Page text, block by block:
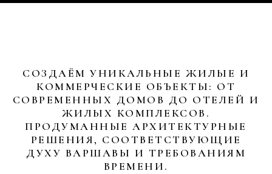
СОЗДАЁМ УНИКАЛЬНЫЕ ЖИЛЫЕ И
КОММЕРЧЕСКИЕ ОБЪЕКТЫ: ОТ
СОВРЕМЕННЫХ ДОМОВ ДО ОТЕЛЕЙ И
ЖИЛЫХ КОМПЛЕКСОВ.
ПРОДУМАННЫЕ АРХИТЕКТУРНЫЕ
РЕШЕНИЯ, СООТВЕТСТВУЮЩИЕ
ДУХУ ВАРШАВЫ И ТРЕБОВАНИЯМ
ВРЕМЕНИ.